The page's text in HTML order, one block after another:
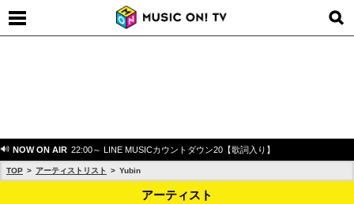
NOW ON AIR 22:00～ LINE MUSICカウントダウン20【歌詞入り】
TOP アーティストリスト Yubin
アーティスト